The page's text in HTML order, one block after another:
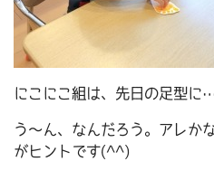
にこにこ組は、先日の足型に
う～ん、なんだろう。アレか
がヒントです(^^)